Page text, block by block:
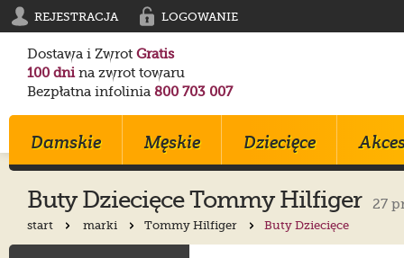
REJESTRACJA LOGOWANIE
Dostawa i Zwrot Gratis
100 dnina zwrot towaru
Bezpłatna infolinia 800 703 007
Damskie Męskie Dziecięce
Buty Dziecięce Tommy Hilfiger 27
start marki Tommy Hilfiger Buty Dziecięce